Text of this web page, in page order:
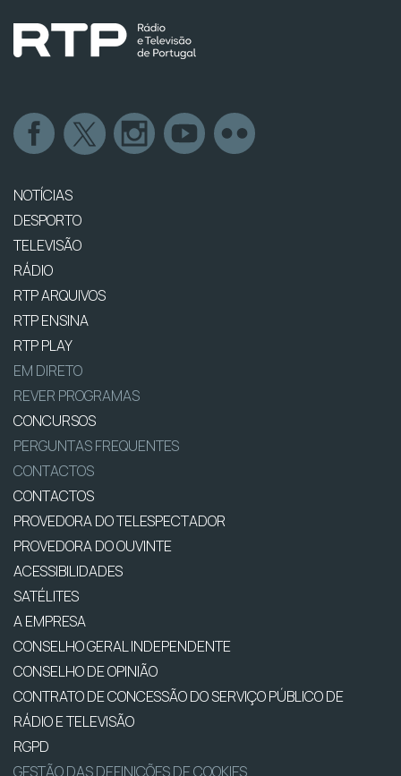
NOTÍCIAS
DESPORTO
TELEVISÃO
RÁDIO
RTP ARQUIVOS
RTP ENSINA
RTP PLAY
EM DIRETO
REVER PROGRAMAS
CONCURSOS
PERGUNTAS FREQUENTES
CONTACTOS
CONTACTOS
PROVEDORA DO TELESPECTADOR
PROVEDORA DO OUVINTE
ACESSIBILIDADES
SATÉLITES
A EMPRESA
CONSELHO GERAL INDEPENDENTE
CONSELHO DE OPINIÃO
CONTRATO DE CONCESSÃO DO SERVIÇO PÚBLICO DE
RÁDIO E TELEVISÃO
RGPD
GESTÃO DAS DEFINIÇÕES DE COOKIES